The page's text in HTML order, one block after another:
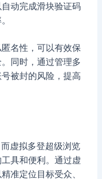
动完成滑块验证码
名性，可以有效保
同时，通过管理多
被封的风险，提高
虚拟多登超级浏览
具和便利。通过虚
准定位目标受众、